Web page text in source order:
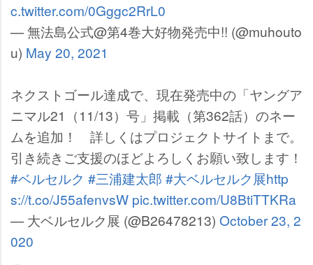
c.twitter.com/0Gggc2RrL0
— 無法島公式@第4巻大好物発売中!! (@muhouto
u) May 20, 2021
ネクストゴール達成で、現在発売中の「ヤングア
ニマル21（11/13）号」掲載（第362話）のネー
ムを追加！ 詳しくはプロジェクトサイトまで。
引き続きご支援のほどよろしくお願い致します！
#ベルセルク #三浦建太郎 #大ベルセルク展http
s://t.co/J55afenvsW pic.twitter.com/U8BtiTTKRa
— 大ベルセルク展 (@B26478213) October 23, 2
020